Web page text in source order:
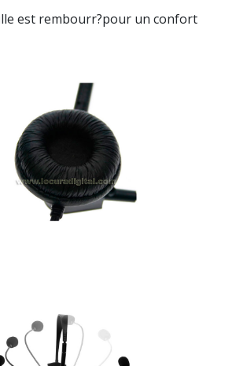
est rembourr?pour un confort